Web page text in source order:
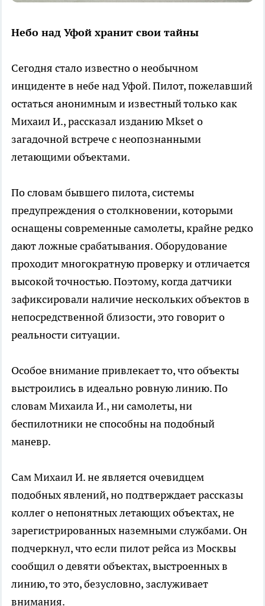
Небо над Уфой хранит свои тайны
Сегодня стало известно о необычном
инциденте в небе над Уфой. Пилот, пожелавший
остаться анонимным и известный только как
Михаил И., рассказал изданию Mkset о
загадочной встрече с неопознанными
летающими объектами.
По словам бывшего пилота, системы
предупреждения о столкновении, которыми
оснащены современные самолеты, крайне редко
дают ложные срабатывания. Оборудование
проходит многократную проверку и отличается
высокой точностью. Поэтому, когда датчики
зафиксировали наличие нескольких объектов в
непосредственной близости, это говорит о
реальности ситуации.
Особое внимание привлекает то, что объекты
выстроились в идеально ровную линию. По
словам Михаила И., ни самолеты, ни
беспилотники не способны на подобный
маневр.
Сам Михаил И. не является очевидцем
подобных явлений, но подтверждает рассказы
коллег о непонятных летающих объектах, не
зарегистрированных наземными службами. Он
подчеркнул, что если пилот рейса из Москвы
сообщил о девяти объектах, выстроенных в
линию, то это, безусловно, заслуживает
внимания.